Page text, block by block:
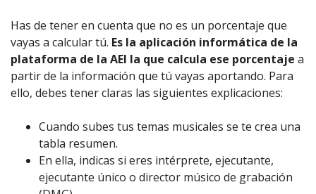
Has de tener en cuenta que no es un porcentaje que
vayas a calcular tú. Es la aplicación informática de la
plataforma de la AEI la que calcula ese porcentaje a
partir de la información que tú vayas aportando. Para
ello, debes tener claras las siguientes explicaciones:
Cuando subes tus temas musicales se te crea una
tabla resumen.
En ella, indicas si eres intérprete, ejecutante,
ejecutante único o director músico de grabación